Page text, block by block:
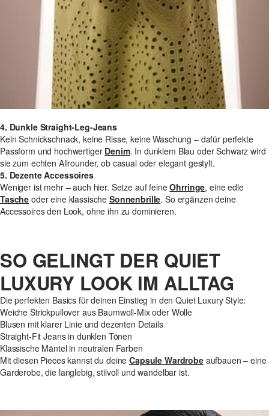
4. Dunkle Straight-Leg-Jeans
Kein Schnickschnack, keine Risse, keine Waschung – dafür perfekte
Passform und hochwertiger Denim. In dunklem Blau oder Schwarz wird
sie zum echten Allrounder, ob casual oder elegant gestylt.
5. Dezente Accessoires
Weniger ist mehr – auch hier. Setze auf feineOhrringe, eine edle
Tasche oder eine klassische Sonnenbrille. So ergänzen deine
Accessoires den Look, ohne ihn zu dominieren.
SO GELINGT DER QUIET
LUXURY LOOK IM ALLTAG
Die perfekten Basics für deinen Einstieg in den Quiet Luxury Style:
Weiche Strickpullover aus Baumwoll-Mix oder Wolle
Blusen mit klarer Linie und dezenten Details
Straight-Fit Jeans in dunklen Tönen
Klassische Mäntel in neutralen Farben
Mit diesen Pieces kannst du deineCapsule Wardrobeaufbauen – eine
Garderobe, die langlebig, stilvoll und wandelbar ist.